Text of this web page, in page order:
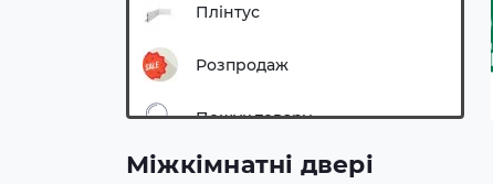
Плінтус
Розпродаж
Пошук товару
Виробники
Міжкімнатні двері